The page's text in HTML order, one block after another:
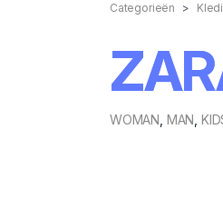
Categorieën
WOMAN MAN